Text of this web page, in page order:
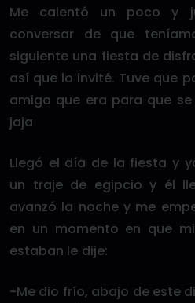
Me calentó un poco y
conversar de que
siguiente una fiesta de
así que lo invité. Tuve que
amigo que era para que
jaja
Llegó el día de la fiesta y
un traje de egipcio y él
avanzó la noche y me
en un momento en que
estaban le dije:
-Me dio frío, abajo de este